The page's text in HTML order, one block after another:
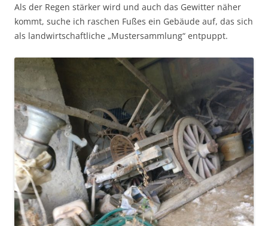
Als der Regen stärker wird und auch das Gewitter näher
kommt, suche ich raschen Fußes ein Gebäude auf, das sich
als landwirtschaftliche „Mustersammlung“ entpuppt.